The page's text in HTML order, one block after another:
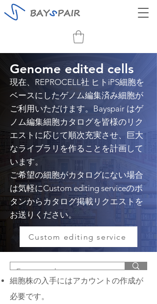
Genome edited cells
現在、REPROCELL社 ヒトiPS細胞を
ベースにしたゲノム編集済み細胞が
ご利用いただけます。Bayspair はゲ
ノム編集細胞カタログを皆様のリク
エストに応じて順次充実させ、巨大
なライブラリを作ることを計画して
います。
ご希望の細胞がカタログにない場合
は気軽にCustom editing serviceのボ
タンからカタログ掲載リクエストを
お送りください。
Custom editing service
細胞株の入手にはアカウントの作成が
必要です。